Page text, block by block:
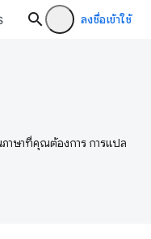
ลงชื่อเข้าใช้
ภาษาที่คุณต้องการ การแปล